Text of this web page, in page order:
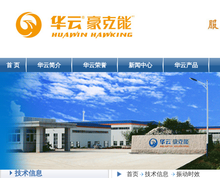
首 页 华云简介 华云荣誉 新闻中心 华云产品
技术信息 首页 技术信息 振动时效